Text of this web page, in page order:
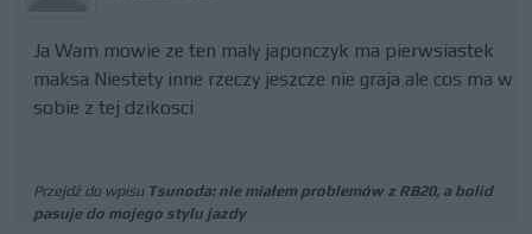
Ja Wam mowie ze ten maly japonczyk ma pierwsiastek
maksa Niestety inne rzeczy jeszcze nie graja ale cos ma w
sobie z tej dzikosci
Przejdź do wpisu Tsunoda: nie miałem problemów z RB20, a bolid
pasuje do mojego stylu jazdy